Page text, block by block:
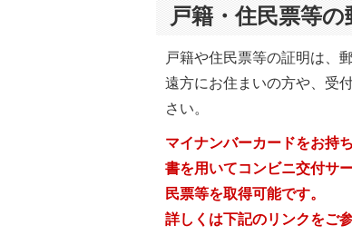
戸籍・住民票等
戸籍や住民票等の証明は、
遠方にお住まいの方や、受
さい。
マイナンバーカードをお持
書を用いてコンビニ交付サ
民票等を取得可能です。
詳しくは下記のリンクをご